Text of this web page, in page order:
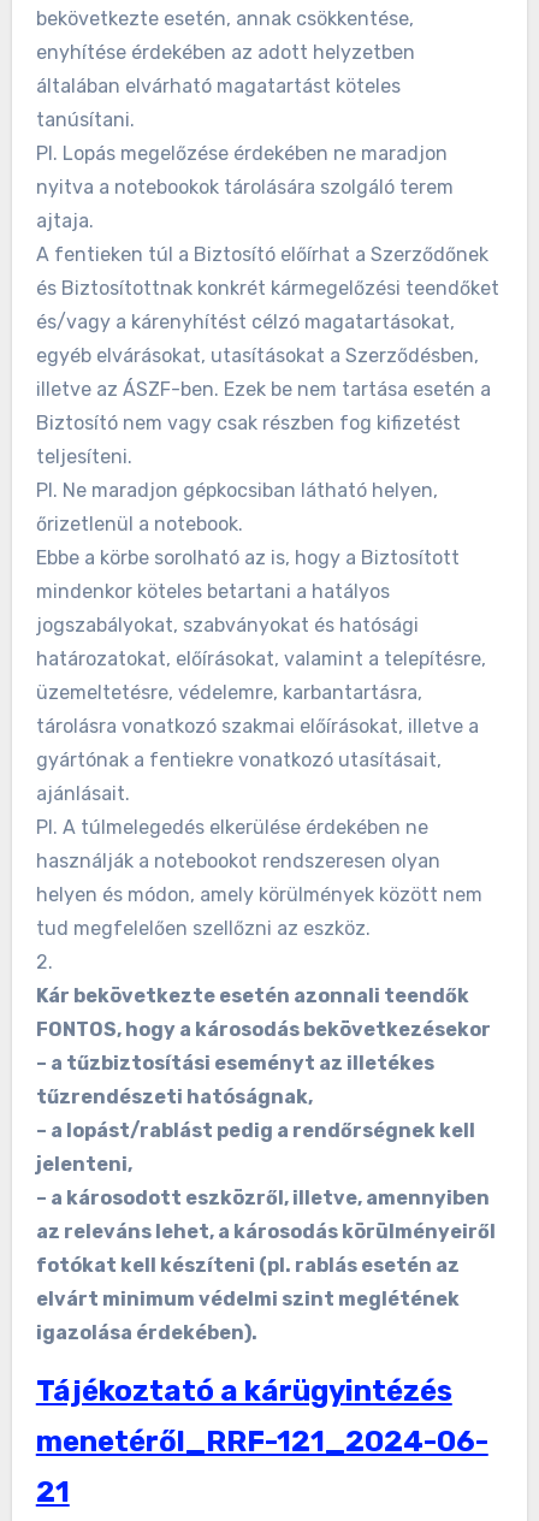
bekövetkezte esetén, annak csökkentése,
enyhítése érdekében az adott helyzetben
általában elvárható magatartást köteles
tanúsítani.
Pl. Lopás megelőzése érdekében ne maradjon
nyitva a notebookok tárolására szolgáló terem
ajtaja.
A fentieken túl a Biztosító előírhat a Szerződőnek
és Biztosítottnak konkrét kármegelőzési teendőket
és/vagy a kárenyhítést célzó magatartásokat,
egyéb elvárásokat, utasításokat a Szerződésben,
illetve az ÁSZF-ben. Ezek be nem tartása esetén a
Biztosító nem vagy csak részben fog kifizetést
teljesíteni.
Pl. Ne maradjon gépkocsiban látható helyen,
őrizetlenül a notebook.
Ebbe a körbe sorolható az is, hogy a Biztosított
mindenkor köteles betartani a hatályos
jogszabályokat, szabványokat és hatósági
határozatokat, előírásokat, valamint a telepítésre,
üzemeltetésre, védelemre, karbantartásra,
tárolásra vonatkozó szakmai előírásokat, illetve a
gyártónak a fentiekre vonatkozó utasításait,
ajánlásait.
Pl. A túlmelegedés elkerülése érdekében ne
használják a notebookot rendszeresen olyan
helyen és módon, amely körülmények között nem
tud megfelelően szellőzni az eszköz.
2.
Kár bekövetkezte esetén azonnali teendők
FONTOS, hogy a károsodás bekövetkezésekor
– a tűzbiztosítási eseményt az illetékes
tűzrendészeti hatóságnak,
– a lopást/rablást pedig a rendőrségnek kell
jelenteni,
– a károsodott eszközről, illetve, amennyiben
az releváns lehet, a károsodás körülményeiről
fotókat kell készíteni (pl. rablás esetén az
elvárt minimum védelmi szint meglétének
igazolása érdekében).
Tájékoztató a kárügyintézés
menetéről_RRF-121_2024-06-
21